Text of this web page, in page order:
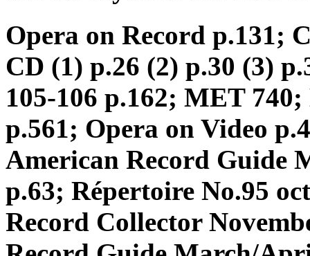
Opera on Record p.131;
CD (1) p.26 (2) p.30 (3)
105-106 p.162; MET
p.561; Opera on Video
American Record Guide
p.63; Répertoire No.95
Record Collector